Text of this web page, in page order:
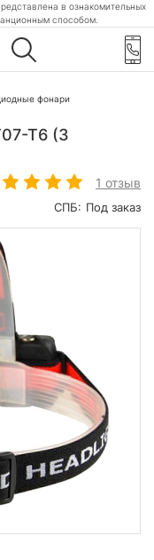
в ознакомительных
способом.
фонари
T6 (3
1 отзыв
СПБ: Под заказ